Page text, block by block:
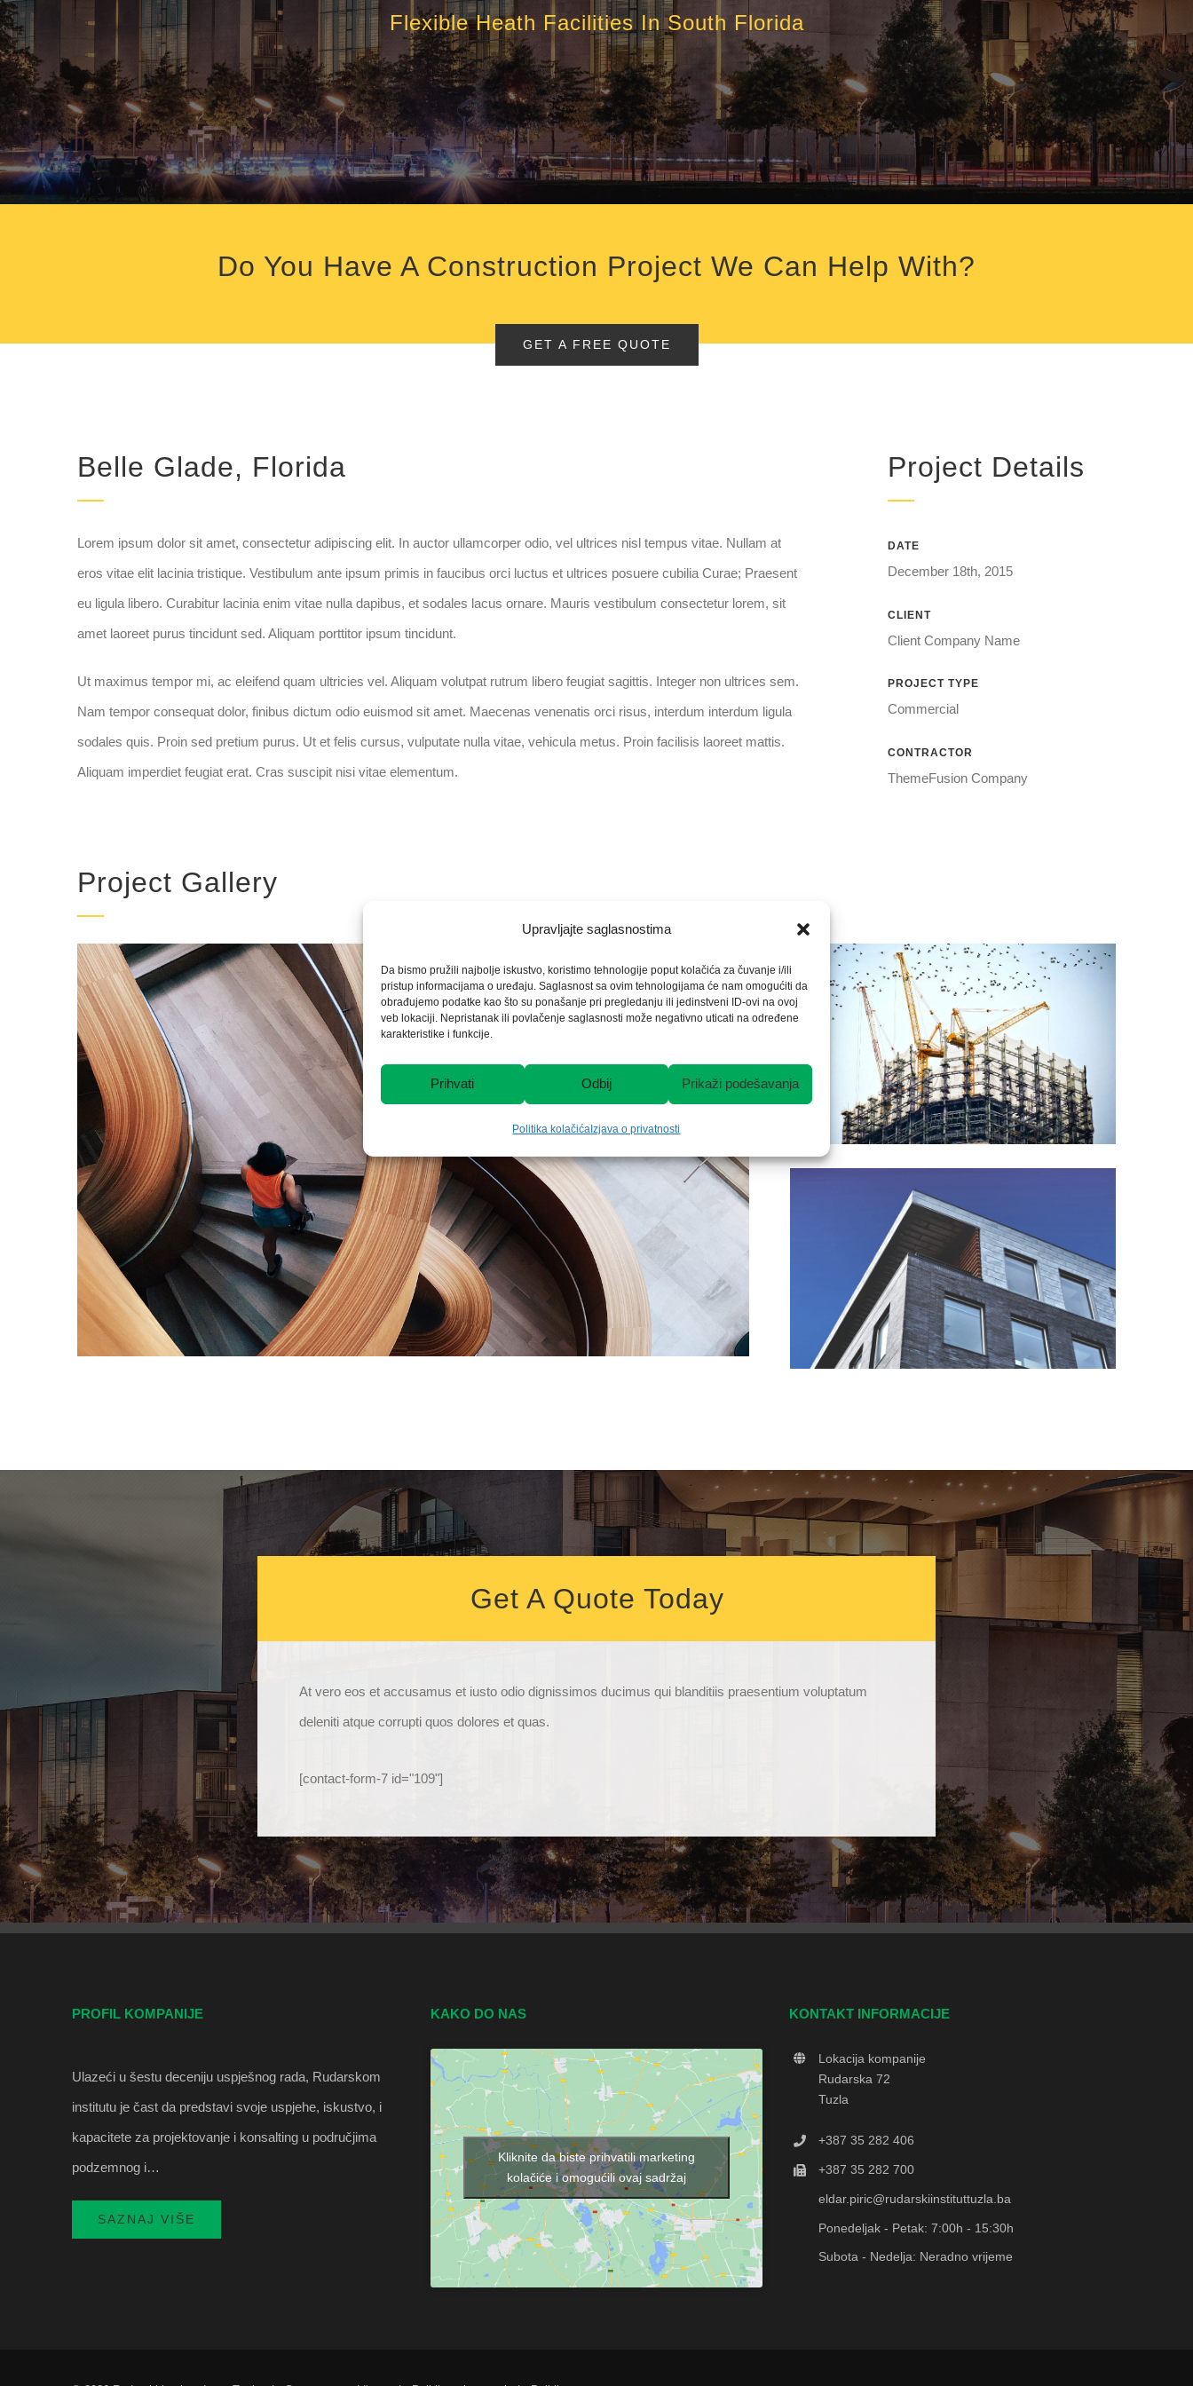
Upravljajte saglasnostima
Da bismo pružili najbolje iskustvo, koristimo tehnologije poput kolačića za čuvanje i/ili
pristup informacijama o uređaju. Saglasnost sa ovim tehnologijama će nam omogućiti da
obrađujemo podatke kao što su ponašanje pri pregledanju ili jedinstveni ID-ovi na ovoj
veb lokaciji. Nepristanak ili povlačenje saglasnosti može negativno uticati na određene
karakteristike i funkcije.
Prihvati Odbij Prikaži podešavanja
Politika kolačićaIzjava o privatnosti
Flexible Heath Facilities In South Florida
Do You Have A Construction Project We Can Help With?
GET A FREE QUOTE
Belle Glade, Florida
Lorem ipsum dolor sit amet, consectetur adipiscing elit. In auctor ullamcorper odio, vel ultrices nisl tempus vitae. Nullam at
eros vitae elit lacinia tristique. Vestibulum ante ipsum primis in faucibus orci luctus et ultrices posuere cubilia Curae; Praesent
eu ligula libero. Curabitur lacinia enim vitae nulla dapibus, et sodales lacus ornare. Mauris vestibulum consectetur lorem, sit
amet laoreet purus tincidunt sed. Aliquam porttitor ipsum tincidunt.
Ut maximus tempor mi, ac eleifend quam ultricies vel. Aliquam volutpat rutrum libero feugiat sagittis. Integer non ultrices sem.
Nam tempor consequat dolor, finibus dictum odio euismod sit amet. Maecenas venenatis orci risus, interdum interdum ligula
sodales quis. Proin sed pretium purus. Ut et felis cursus, vulputate nulla vitae, vehicula metus. Proin facilisis laoreet mattis.
Aliquam imperdiet feugiat erat. Cras suscipit nisi vitae elementum.
Project Details
DATE
December 18th, 2015
CLIENT
Client Company Name
PROJECT TYPE
Commercial
CONTRACTOR
ThemeFusion Company
Project Gallery
Get A Quote Today
At vero eos et accusamus et iusto odio dignissimos ducimus qui blanditiis praesentium voluptatum
deleniti atque corrupti quos dolores et quas.
[contact-form-7 id="109"]
PROFIL KOMPANIJE
Ulazeći u šestu deceniju uspješnog rada, Rudarskom
institutu je čast da predstavi svoje uspjehe, iskustvo, i
kapacitete za projektovanje i konsalting u područjima
podzemnog i…
SAZNAJ VIŠE
KAKO DO NAS
Kliknite da biste prihvatili marketing
kolačiće i omogućili ovaj sadržaj
KONTAKT INFORMACIJE
Lokacija kompanije
Rudarska 72
Tuzla
+387 35 282 406
+387 35 282 700
eldar.piric@rudarskiinstituttuzla.ba
Ponedeljak - Petak: 7:00h - 15:30h
Subota - Nedelja: Neradno vrijeme